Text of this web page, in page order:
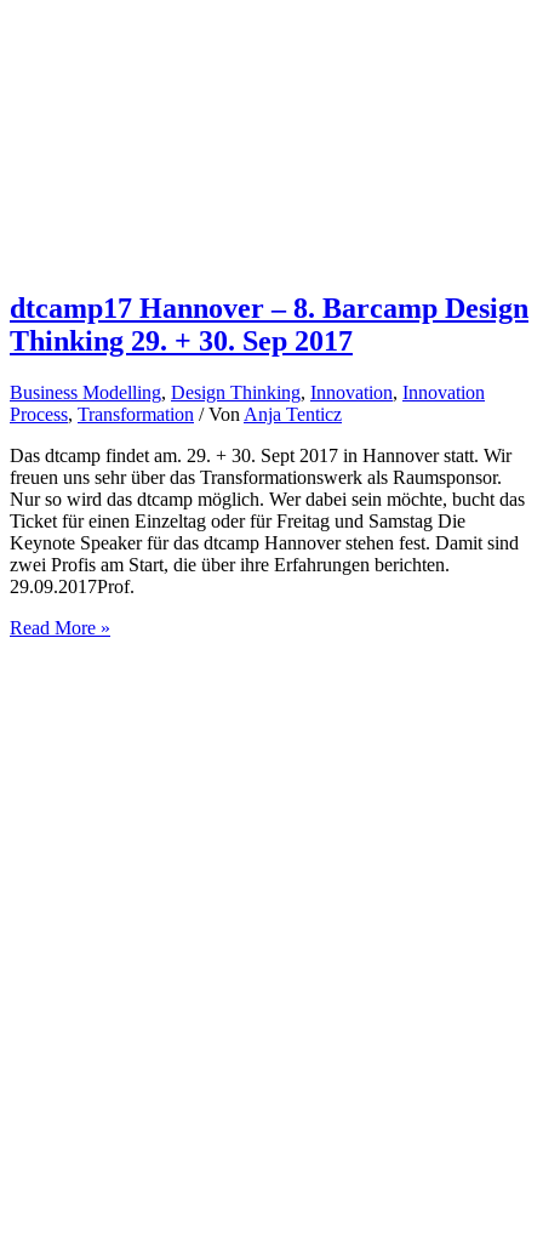
dtcamp17 Hannover – 8. Barcamp Design
Thinking 29. + 30. Sep 2017
Business Modelling, Design Thinking, Innovation, Innovation
Process, Transformation / Von Anja Tenticz
Das dtcamp findet am. 29. + 30. Sept 2017 in Hannover statt. Wir
freuen uns sehr über das Transformationswerk als Raumsponsor.
Nur so wird das dtcamp möglich. Wer dabei sein möchte, bucht das
Ticket für einen Einzeltag oder für Freitag und Samstag Die
Keynote Speaker für das dtcamp Hannover stehen fest. Damit sind
zwei Profis am Start, die über ihre Erfahrungen berichten.
29.09.2017Prof.
dtcamp17
Read More »